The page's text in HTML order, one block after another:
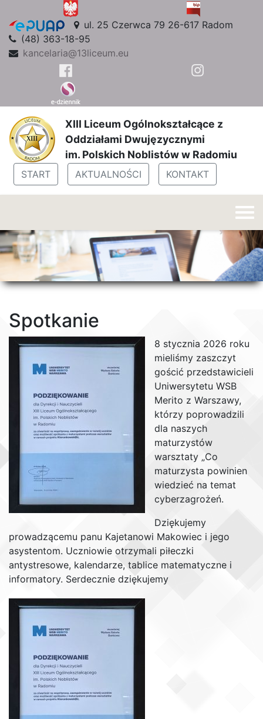
ul. 25 Czerwca 79 26-617 Radom
(48) 363-18-95
kancelaria@13liceum.eu
XIII Liceum Ogólnokształcące z
Oddziałami Dwujęzycznymi
im. Polskich Noblistów w Radomiu
START AKTUALNOŚCI KONTAKT
Spotkanie
8 stycznia 2026 roku
mieliśmy zaszczyt
gościć przedstawicieli
Uniwersytetu WSB
Merito z Warszawy,
którzy poprowadzili
dla naszych
maturzystów
warsztaty „Co
maturzysta powinien
wiedzieć na temat
cyberzagrożeń.
Dziękujemy
prowadzącemu panu Kajetanowi Makowiec i jego
asystentom. Uczniowie otrzymali piłeczki
antystresowe, kalendarze, tablice matematyczne i
informatory. Serdecznie dziękujemy